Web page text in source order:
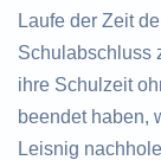
Laufe der Zeit
Schulabschluss
ihre Schulzeit
beendet haben,
Leisnig